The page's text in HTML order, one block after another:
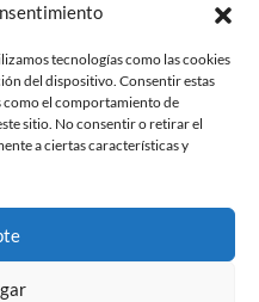
tecnologías como las cookies
del dispositivo. Consentir estas
el comportamiento de
sitio. No consentir o retirar el
a ciertas características y
Games